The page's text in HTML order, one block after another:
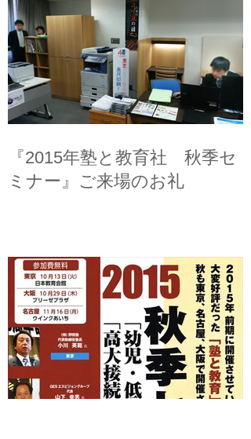
『2015年塾と教育社 秋季セ
ミナー』ご来場のお礼